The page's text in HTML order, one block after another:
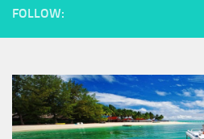
FOLLOW: